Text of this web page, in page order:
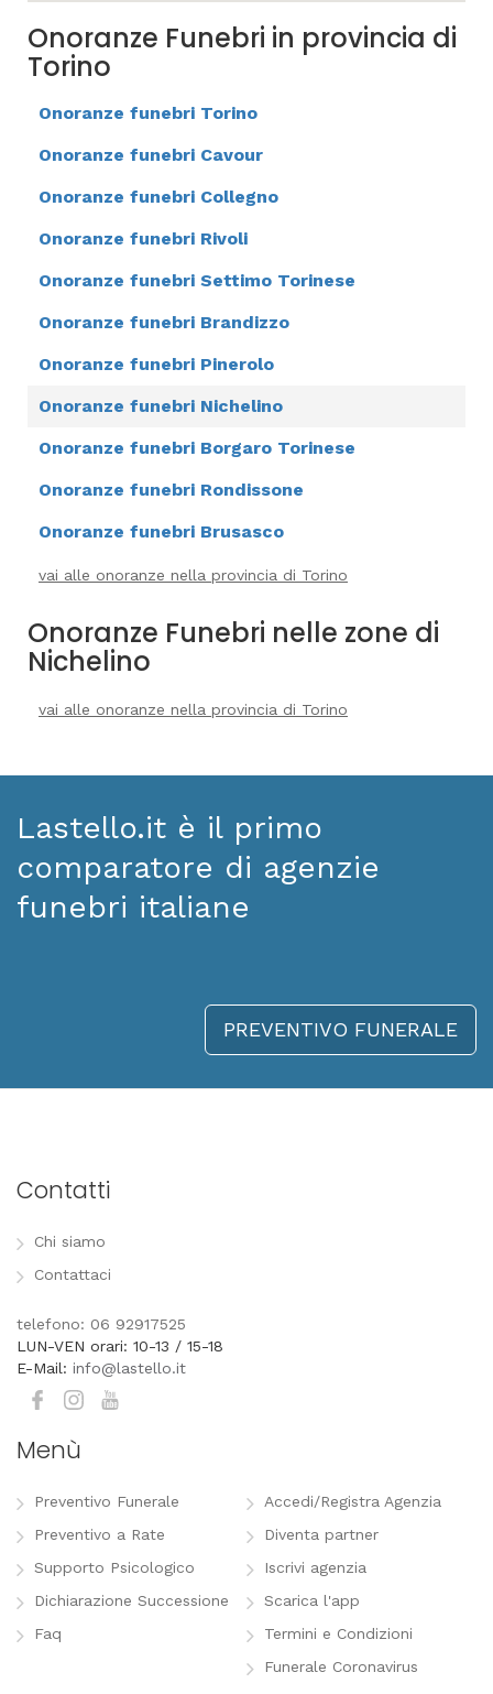
Onoranze Funebri in provincia di
Torino
Onoranze funebri Torino
Onoranze funebri Cavour
Onoranze funebri Collegno
Onoranze funebri Rivoli
Onoranze funebri Settimo Torinese
Onoranze funebri Brandizzo
Onoranze funebri Pinerolo
Onoranze funebri Nichelino
Onoranze funebri Borgaro Torinese
Onoranze funebri Rondissone
Onoranze funebri Brusasco
vai alle onoranze nella provincia di Torino
Onoranze Funebri nelle zone di
Nichelino
vai alle onoranze nella provincia di Torino
Lastello.it è il primo
comparatore di agenzie
funebri italiane
PREVENTIVO FUNERALE
Contatti
Chi siamo
Contattaci
telefono: 06 92917525
LUN-VEN orari: 10-13 / 15-18
E-Mail: info@lastello.it
Menù
Preventivo Funerale
Preventivo a Rate
Supporto Psicologico
Dichiarazione Successione
Faq
Accedi/Registra Agenzia
Diventa partner
Iscrivi agenzia
Scarica l'app
Termini e Condizioni
Funerale Coronavirus